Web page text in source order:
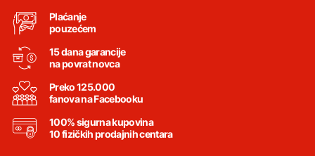
Plaćanje
pouzećem
15 dana garancije
na povrat novca
Preko 125.000
fanova na Facebooku
100% sigurna kupovina
10 fizičkih prodajnih centara